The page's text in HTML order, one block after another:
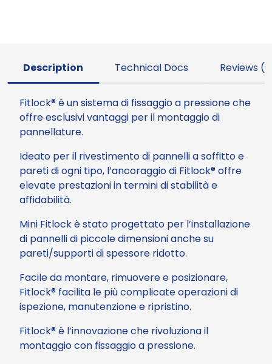
Description Reviews
Technical Docs
Fitlock® è un sistema di fissaggio a pressione che
offre esclusivi vantaggi per il montaggio di
pannellature.
Ideato per il rivestimento di pannelli a soffitto e
pareti di ogni tipo, l’ancoraggio di Fitlock® offre
elevate prestazioni in termini di stabilità e
affidabilità.
Mini Fitlock è stato progettato per l’installazione
di pannelli di piccole dimensioni anche su
pareti/supporti di spessore ridotto.
Facile da montare, rimuovere e posizionare,
Fitlock® facilita le più complicate operazioni di
ispezione, manutenzione e ripristino.
Fitlock® è l’innovazione che rivoluziona il
montaggio con fissaggio a pressione.